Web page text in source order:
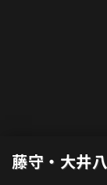
藤守・大井